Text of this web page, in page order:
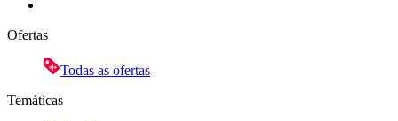
Ofertas
Todas as ofertas
Temáticas